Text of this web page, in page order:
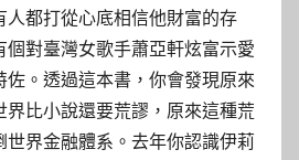
人都打從心底相信他財富的存
個對臺灣女歌手蕭亞軒炫富示愛
佐。透過這本書，你會發現原來
界比小說還要荒謬，原來這種荒
世界金融體系。去年你認識伊莉